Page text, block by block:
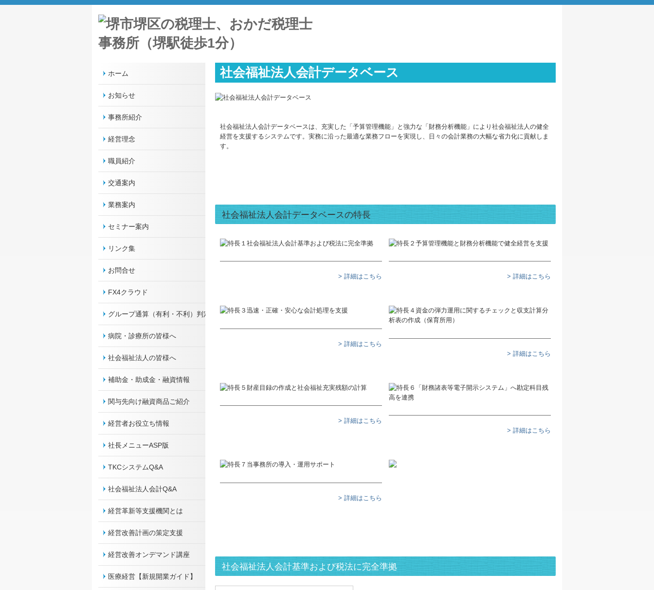
ホーム
お知らせ
事務所紹介
経営理念
職員紹介
交通案内
業務案内
セミナー案内
リンク集
お問合せ
FX4クラウド
グループ通算（有利・不利）判定
病院・診療所の皆様へ
社会福祉法人の皆様へ
補助金・助成金・融資情報
関与先向け融資商品ご紹介
経営者お役立ち情報
社長メニューASP版
TKCシステムQ&A
社会福祉法人会計Q&A
経営革新等支援機関とは
経営改善計画の策定支援
経営改善オンデマンド講座
医療経営【新規開業ガイド】
社会福祉法人会計データベース
社会福祉法人会計データベースは、充実した「予算管理機能」と強力な「財務分析機能」により社会福祉法人の健全
経営を支援するシステムです。実務に沿った最適な業務フローを実現し、日々の会計業務の大幅な省力化に貢献しま
す。
社会福祉法人会計データベースの特長
> 詳細はこちら > 詳細はこちら
> 詳細はこちら
> 詳細はこちら
> 詳細はこちら
> 詳細はこちら
> 詳細はこちら
社会福祉法人会計基準および税法に完全準拠